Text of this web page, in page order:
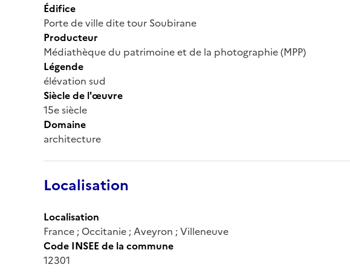
Édifice
Porte de ville dite tour Soubirane
Producteur
Médiathèque du patrimoine et de la photographie (MPP)
Légende
élévation sud
Siècle de l'œuvre
15e siècle
Domaine
architecture
Localisation
Localisation
France ; Occitanie ; Aveyron ; Villeneuve
Code INSEE de la commune
12301